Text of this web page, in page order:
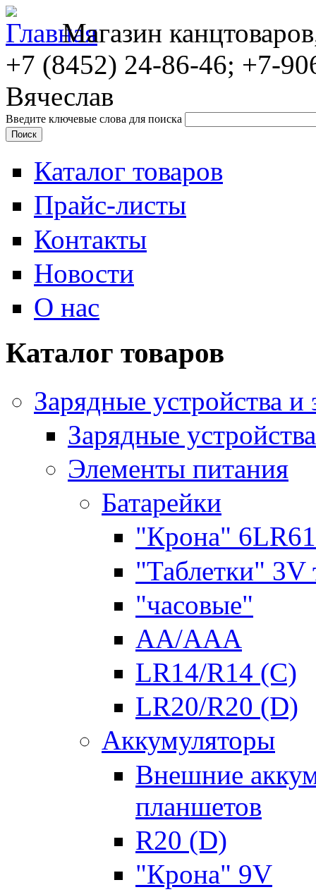
Магазин
+7 (8452) 24-86-46; +7-
Вячеслав
Введите ключевые слова для поиска
Каталог товаров
Прайс-листы
Контакты
Новости
О нас
Каталог товаров
Зарядные устройства
Зарядные устройства
Элементы питания
Батарейки
"Крона"
"Таблетки" 3V
"часовые"
AA/AAA
LR14/R14 (C)
LR20/R20 (D)
Аккумуляторы
Внешние
планшетов
R20 (D)
"Крона" 9V